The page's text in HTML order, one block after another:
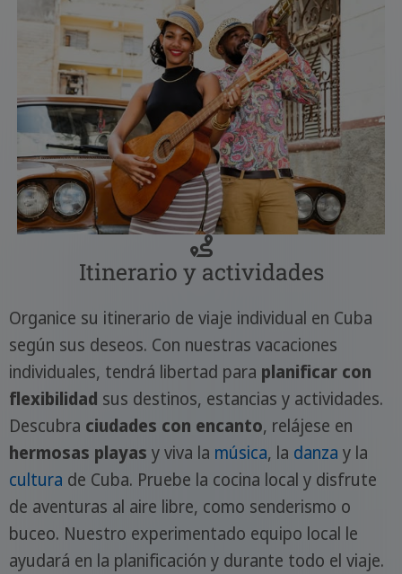
Itinerario y actividades
Organice su itinerario de viaje individual en Cuba
según sus deseos. Con nuestras vacaciones
individuales, tendrá libertad para planificar con
flexibilidad sus destinos, estancias y actividades.
Descubra ciudades con encanto, relájese en
hermosas playas y viva la música, la danza y la
cultura de Cuba. Pruebe la cocina local y disfrute
de aventuras al aire libre, como senderismo o
buceo. Nuestro experimentado equipo local le
ayudará en la planificación y durante todo el viaje.